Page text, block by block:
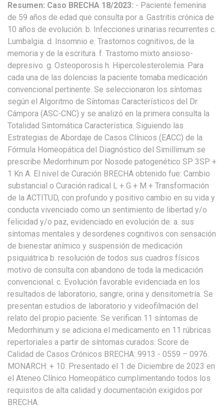
Resumen: Caso BRECHA 18/2023: - Paciente femenina
de 59 años de edad que consulta por a. Gastritis crónica de
10 años de evolución. b. Infecciones urinarias recurrentes c.
Lumbalgia. d. Insomnio e. Trastornos cognitivos, de la
memoria y de la escritura. f. Trastorno mixto ansioso-
depresivo. g. Osteoporosis h. Hipercolesterolemia. Para
cada una de las dolencias la paciente tomaba medicación
convencional pertinente. Se seleccionaron los síntomas
según el Algoritmo de Síntomas Característicos del Dr.
Cámpora (ASC-CNC) y se analizó en la primera consulta la
Totalidad Sintomática Característica. Siguiendo las
Estrategias de Abordaje de Casos Clínicos (EACC) de la
Fórmula Homeopática del Diagnóstico del Simillimum se
prescribe Medorrhinum por Nosode patogenético SP 3SP +
1 Kn A. El nivel de Curación BRECHA obtenido fue: Cambio
substancial o Curación radical L + G + M + Transformación
de la ACTITUD, con profundo y positivo cambio en su vida y
conducta vivenciado como un sentimiento de libertad y/o
felicidad y/o paz, evidenciado en evolución de: a. sus
síntomas mentales y desordenes cognitivos con sensación
de bienestar anímico y suspensión de medicación
psiquiátrica b. resolución de todos sus cuadros físicos
motivo de consulta con abandono de toda la medicación
convencional. c. Evolución favorable evidenciada en los
resultados de laboratorio, sangre, orina y densitometría. Se
presentan estudios de laboratorio y videofilmación del
relato del propio paciente. Se verifican 11 síntomas de
Medorrhinum y se adiciona el medicamento en 11 rúbricas
repertoriales a partir de síntomas curados. Score de
Calidad de Casos Crónicos BRECHA: 9913 - 0559 – 0976.
MONARCH: + 10. Presentado el 1 de Diciembre de 2023 en
el Ateneo Clínico Homeopático cumplimentando todos los
requisitos de alta calidad y documentación exigidos por
BRECHA.